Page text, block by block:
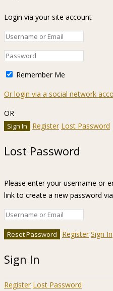
Login via your site account
Remember Me
Or login via a social network
OR
Register Lost Password
Lost Password
Please enter your username or
link to create a new password
Register Sign In
Sign In
Register Lost Password